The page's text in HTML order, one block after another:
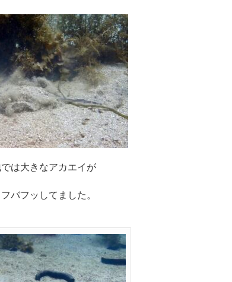
は大きなアカエイが
バフッしてました。